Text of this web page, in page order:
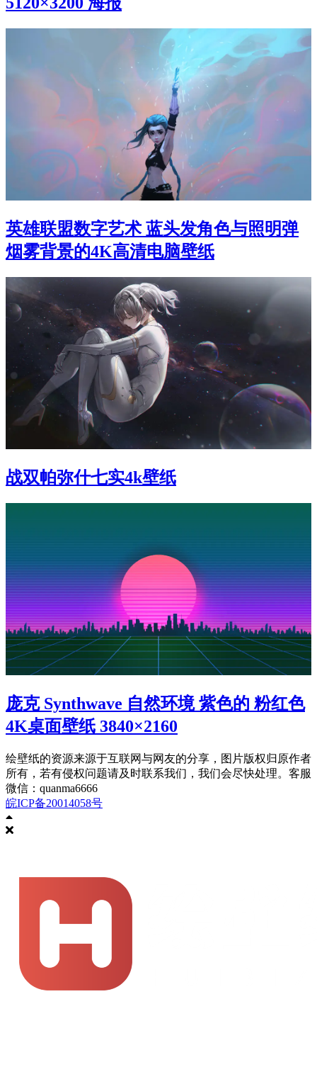
英雄联盟数字艺术 蓝头发角色与照明弹
烟雾背景的4K高清电脑壁纸
战双帕弥什七实4k壁纸
庞克 Synthwave 自然环境 紫色的 粉红色
4K桌面壁纸 3840×2160
绘壁纸的资源来源于互联网与网友的分享，图片版权归原作者
所有，若有侵权问题请及时联系我们，我们会尽快处理。客服
微信：quanma6666
皖ICP备20014058号